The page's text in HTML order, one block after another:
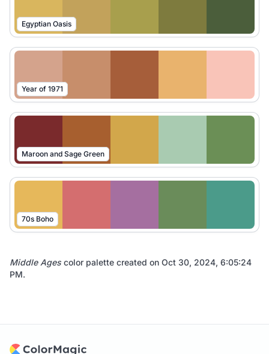
Egyptian Oasis
Year of 1971
Maroon and Sage Green
70s Boho
Middle Ages color palette created on Oct 30, 2024, 6:05:24
PM.